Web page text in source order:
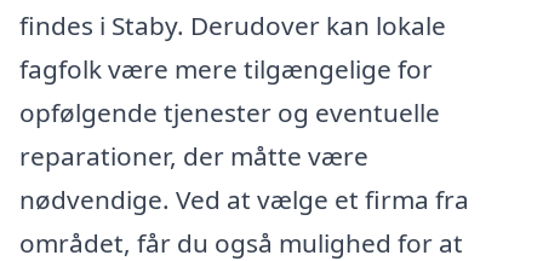
findes i Staby. Derudover kan lokale
fagfolk være mere tilgængelige for
opfølgende tjenester og eventuelle
reparationer, der måtte være
nødvendige. Ved at vælge et firma fra
området, får du også mulighed for at